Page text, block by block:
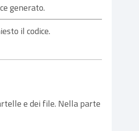
generato.
il codice.
e dei file. Nella parte